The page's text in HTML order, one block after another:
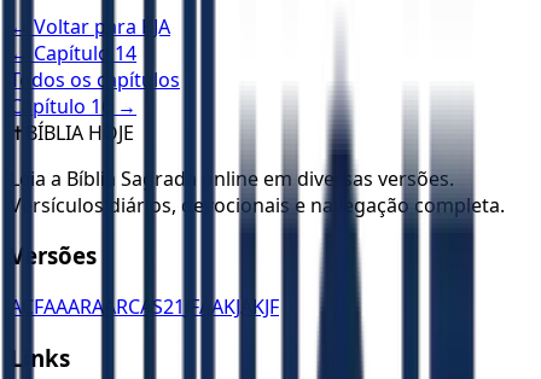
← Voltar para KJA
← Capítulo 14
Todos os capítulos
Capítulo 16
→
✝️ BÍBLIA HOJE
Leia a Bíblia Sagrada online em diversas versões.
Versículos diários, devocionais e navegação completa.
Versões
ACFAAARA ARCAS21 JFAAKJA KJF
Links